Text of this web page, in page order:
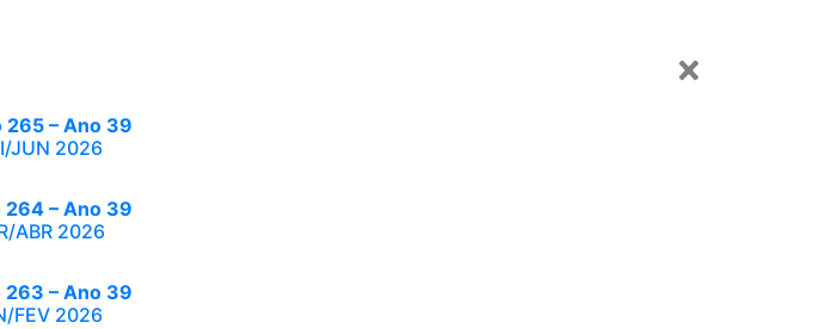
265 – Ano 39
JUN 2026
264 – Ano 39
ABR 2026
263 – Ano 39
FEV 2026